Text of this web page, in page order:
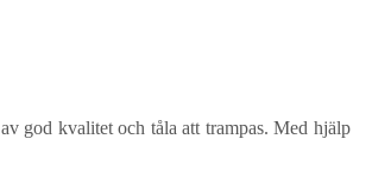
god kvalitet och tåla att trampas. Med hjälp